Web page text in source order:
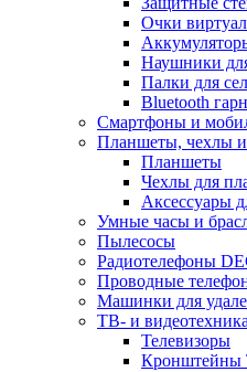
Очки
Наушники
Палки для
Bluetooth
Смартфоны и
Планшеты, чехлы и
Планшеты
Чехлы для
Аксессуары
Умные часы и
Пылесосы
Радиотелефоны
Проводные
Машинки для
ТВ- и видеотехника
Телевизоры
Кронштейны